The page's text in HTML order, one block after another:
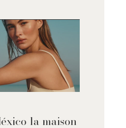
la maison